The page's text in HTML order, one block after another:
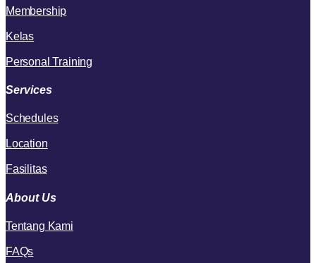
Membership
Kelas
Personal Training
Services
Schedules
Location
Fasilitas
About Us
Tentang Kami
FAQs